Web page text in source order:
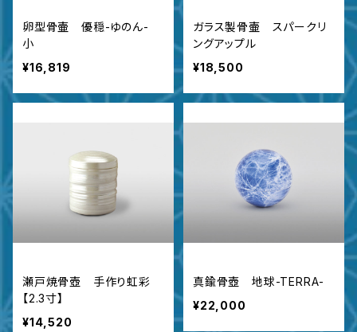
卵型骨壷 優穏-ゆのん-
小
¥16,819
ガラス製骨壷 スパークリ
ングアップル
¥18,500
瀬戸焼骨壺 手作り虹彩
【2.3寸】
¥14,520
真鍮骨壺 地球-TERRA-
¥22,000